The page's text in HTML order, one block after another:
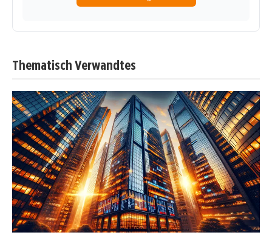
Thematisch Verwandtes